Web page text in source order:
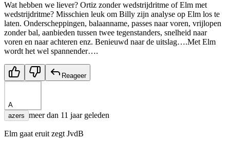
Wat hebben we liever? Ortiz zonder wedstrijdritme of Elm met
wedstrijdritme? Misschien leuk om Billy zijn analyse op Elm los te
laten. Onderscheppingen, balaanname, passes naar voren, vrijlopen
zonder bal, aanbieden tussen twee tegenstanders, snelheid naar
voren en naar achteren enz. Benieuwd naar de uitslag….Met Elm
wordt het wel spannender….
Reageer
A
azers meer dan 11 jaar geleden
Elm gaat eruit zegt JvdB